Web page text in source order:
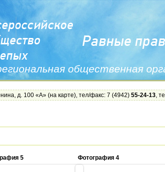
общественная
д. 100 «А» (на карте), тел/факс: 7 (4942) 55-24-13,
5 Фотография 4